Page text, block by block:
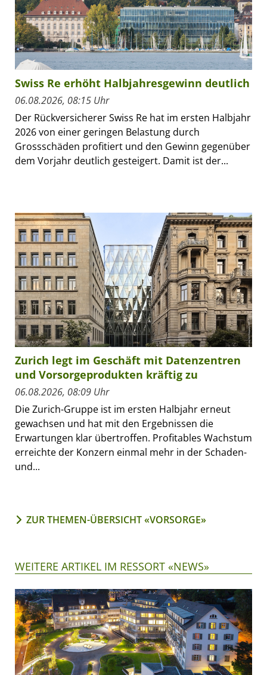
Swiss Re erhöht Halbjahresgewinn deutlich
06.08.2026, 08:15 Uhr
Der Rückversicherer Swiss Re hat im ersten Halbjahr
2026 von einer geringen Belastung durch
Grossschäden profitiert und den Gewinn gegenüber
dem Vorjahr deutlich gesteigert. Damit ist der...
Zurich legt im Geschäft mit Datenzentren
und Vorsorgeprodukten kräftig zu
06.08.2026, 08:09 Uhr
Die Zurich-Gruppe ist im ersten Halbjahr erneut
gewachsen und hat mit den Ergebnissen die
Erwartungen klar übertroffen. Profitables Wachstum
erreichte der Konzern einmal mehr in der Schaden-
und...
ZUR THEMEN-ÜBERSICHT «VORSORGE»
WEITERE ARTIKEL IM RESSORT «NEWS»